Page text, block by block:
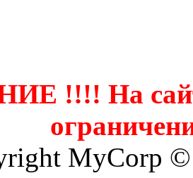
!!!! На
MyCorp